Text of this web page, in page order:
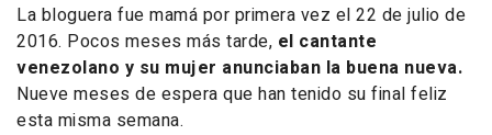
La bloguera fue mamá por primera vez el 22 de julio de
2016. Pocos meses más tarde, el cantante
venezolano y su mujer anunciaban la buena nueva.
Nueve meses de espera que han tenido su final feliz
esta misma semana.